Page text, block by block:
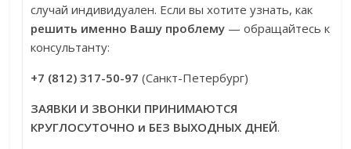
случай индивидуален. Если вы хотите узнать, как
решить именно Вашу проблему — обращайтесь к
консультанту:
+7 (812) 317-50-97(Санкт-Петербург)
ЗАЯВКИ И ЗВОНКИ ПРИНИМАЮТСЯ
КРУГЛОСУТОЧНО и БЕЗ ВЫХОДНЫХ ДНЕЙ.